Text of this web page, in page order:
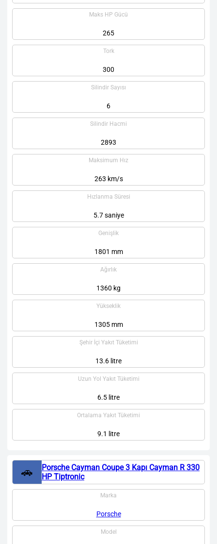
Maks HP Gücü
265
Tork
300
Silindir Sayısı
6
Silindir Hacmi
2893
Maksimum Hız
263 km/s
Hızlanma Süresi
5.7 saniye
Genişlik
1801 mm
Ağırlık
1360 kg
Yükseklik
1305 mm
Şehir İçi Yakıt Tüketimi
13.6 litre
Uzun Yol Yakıt Tüketimi
6.5 litre
Ortalama Yakıt Tüketimi
9.1 litre
🚗
Porsche Cayman Coupe 3 Kapı Cayman R 330
HP Tiptronic
Marka
Porsche
Model